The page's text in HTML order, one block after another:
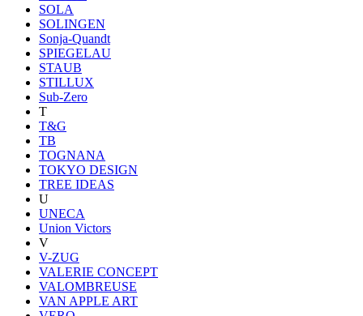
SOLA
SOLINGEN
Sonja-Quandt
SPIEGELAU
STAUB
STILLUX
Sub-Zero
T
T&G
TB
TOGNANA
TOKYO DESIGN
TREE IDEAS
U
UNECA
Union Victors
V
V-ZUG
VALERIE CONCEPT
VALOMBREUSE
VAN APPLE ART